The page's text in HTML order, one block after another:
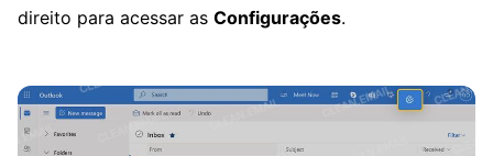
direito para acessar as Configurações.